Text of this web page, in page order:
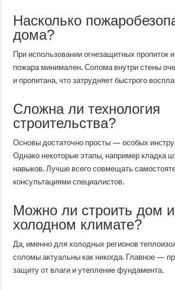
Насколько
дома?
При использовании огнезащитных пропиток
пожара минимален. Солома внутри стены
и пропитана, что затрудняет быстрого
Сложна ли технология
строительства?
Основы достаточно просты — особых
Однако некоторые этапы, например кладка
навыков. Лучше всего совмещать
консультациями специалистов.
Можно ли строить дом
холодном климате?
Да, именно для холодных регионов
соломы актуальны как никогда. Главное —
защиту от влаги и утепление фундамента.